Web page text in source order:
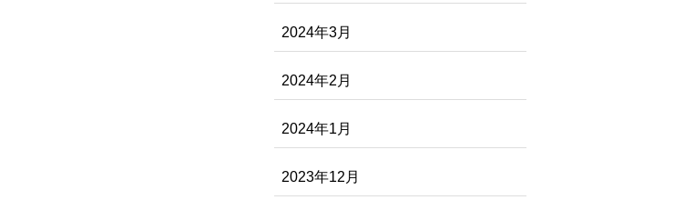
2024年3月
2024年2月
2024年1月
2023年12月